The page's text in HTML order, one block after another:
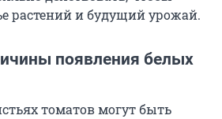
растений и будущий урожай.
появления белых
томатов могут быть